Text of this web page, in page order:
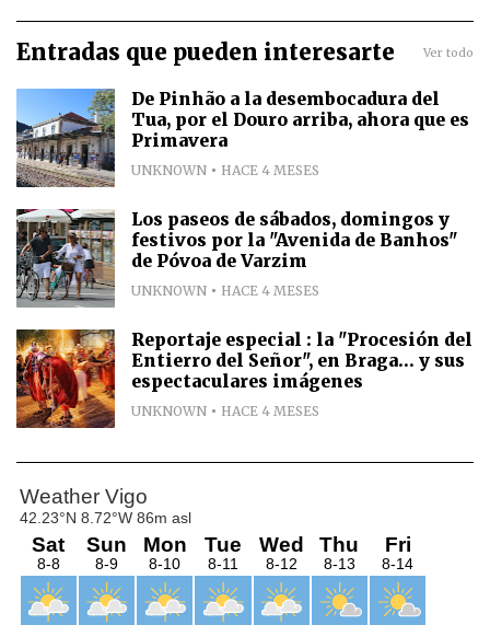
Entradas que pueden interesarte Ver todo
De Pinhão a la desembocadura del
Tua, por el Douro arriba, ahora que es
Primavera
UNKNOWN HACE 4 MESES
Los paseos de sábados, domingos y
festivos por la "Avenida de Banhos"
de Póvoa de Varzim
UNKNOWN HACE 4 MESES
Reportaje especial : la "Procesión del
Entierro del Señor", en Braga... y sus
espectaculares imágenes
UNKNOWN HACE 4 MESES